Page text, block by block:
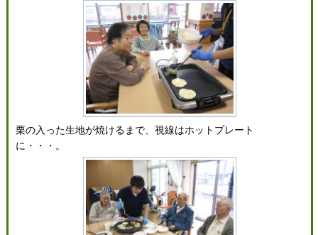
栗の入った生地が焼けるまで、視線はホットプレート
に・・・。